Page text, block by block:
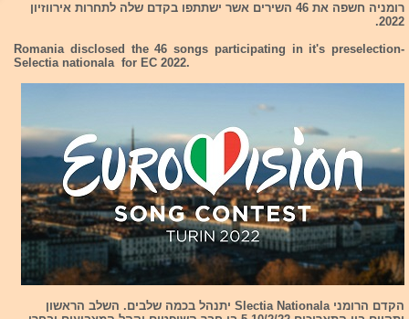
רומניה חשפה את 46 השירים אשר ישתתפו בקדם שלה לתחרות אירווזיון
2022.
Romania disclosed the 46 songs participating in it's preselection-
Selectia nationala for EC 2022.
הקדם הרומני Slectia Nationala יתנהל בכמה שלבים. השלב הראשון